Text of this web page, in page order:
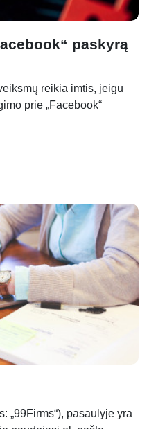
paskyrą
reikia imtis, jeigu
prie „Facebook“
„99Firms“), pasaulyje yra